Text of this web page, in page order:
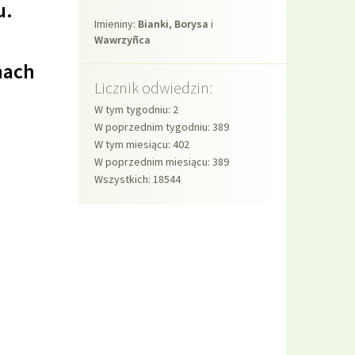
Imieniny
Imieniny: Bianki, Borysa i
Wawrzyñca
Licznik odwiedzin:
W tym tygodniu: 2
W poprzednim tygodniu: 389
W tym miesiącu: 402
W poprzednim miesiącu: 389
Wszystkich: 18544